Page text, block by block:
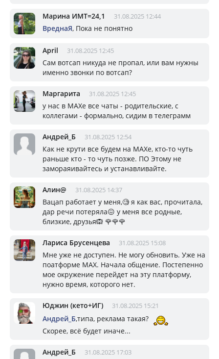
Марина ИМТ=24,1 31.08.2025 12:44
ВреднаЯ, Пока не понятно
April 31.08.2025 12:45
Сам вотсап никуда не пропал, или вам нужны
именно звонки по вотсап?
Маргарита 31.08.2025 12:45
у нас в МАХе все чаты - родительские, с
коллегами - формально, сидим в телеграмм
Андрей_Б 31.08.2025 12:54
Как не крути все будем на MAXe, кто-то чуть
раньше кто - то чуть позже. ПО Этому не
замораяивайтесь и устанавливайте.
Алин@ 31.08.2025 14:37
Вацап работает у меня,🧐 я как вас, прочитала,
дар речи потеряла😖 у меня все родные,
близкие, друзья🙉 🌹🌹🌹
Лариса Брусенцева 31.08.2025 15:08
Мне уже не доступен. Не могу обновить. Уже на
поатформе MAX. Начала общение. Постепенно
мое окружение перейдет на эту платформу,
нужно время, которого нет.
Юджин (кето+ИГ) 31.08.2025 15:21
Андрей_Б,типа, реклама такая?
Скорее, всё будет иначе...
Андрей_Б 31.08.2025 17:03